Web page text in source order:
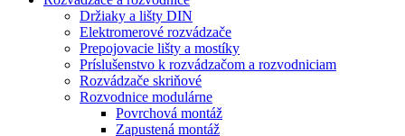
Držiaky a lišty DIN
Elektromerové rozvádzače
Prepojovacie lišty a mostíky
Príslušenstvo k rozvádzačom a rozvodniciam
Rozvádzače skriňové
Rozvodnice modulárne
Povrchová montáž
Zapustená montáž